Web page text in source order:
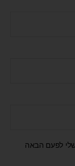
לפעם הבאה